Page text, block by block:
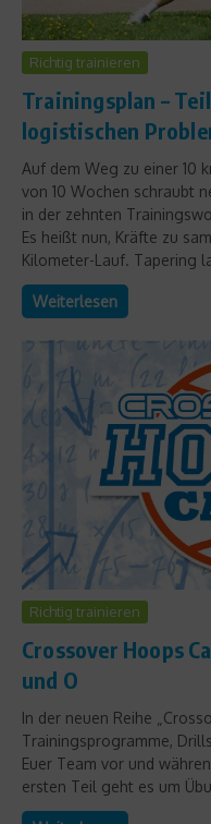
Richtig trainieren
Trainingsplan –
logistischen
Auf dem Weg zu einer 10
von 10 Wochen schraubt
in der zehnten
Es heißt nun, Kräfte zu
Kilometer-Lauf. Tapering
Weiterlesen
Richtig trainieren
Crossover Hoops
und O
In der neuen Reihe
Trainingsprogramme,
Euer Team vor und
ersten Teil geht es um